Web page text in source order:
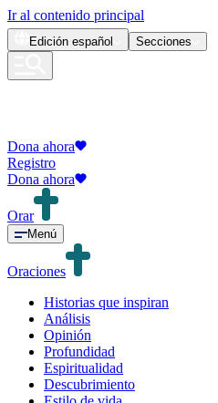
Ir al contenido principal
Edición español Secciones
Dona ahora
Registro
Dona ahora
Orar
Menú
Oraciones
Historias que inspiran
Análisis
Opinión
Profundidad
Espiritualidad
Descubrimiento